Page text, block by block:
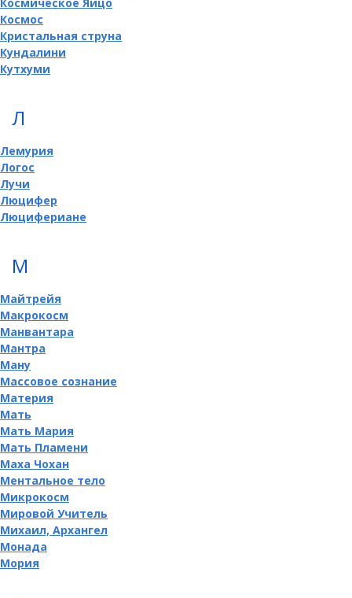
Космос
Кристальная струна
Кундалини
Кутхуми
Л
Лемурия
Логос
Лучи
Люцифер
Люцифериане
М
Майтрейя
Макрокосм
Манвантара
Мантра
Ману
Массовое сознание
Материя
Мать
Мать Мария
Мать Пламени
Маха Чохан
Ментальное тело
Микрокосм
Мировой Учитель
Михаил, Архангел
Монада
Мория